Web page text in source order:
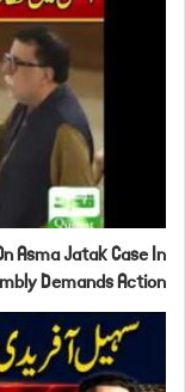
Asma Jatak Case In
Demands Action